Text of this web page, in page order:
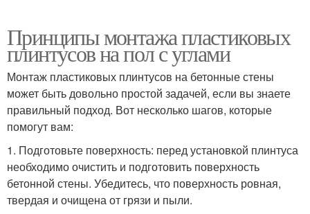
Принципы монтажа пластиковых
плинтусов на пол с углами
Монтаж пластиковых плинтусов на бетонные стены
может быть довольно простой задачей, если вы знаете
правильный подход. Вот несколько шагов, которые
помогут вам:
1. Подготовьте поверхность: перед установкой плинтуса
необходимо очистить и подготовить поверхность
бетонной стены. Убедитесь, что поверхность ровная,
твердая и очищена от грязи и пыли.